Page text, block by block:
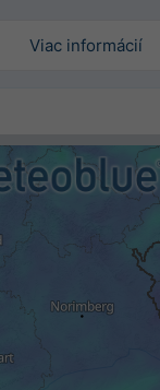
Viac informácií